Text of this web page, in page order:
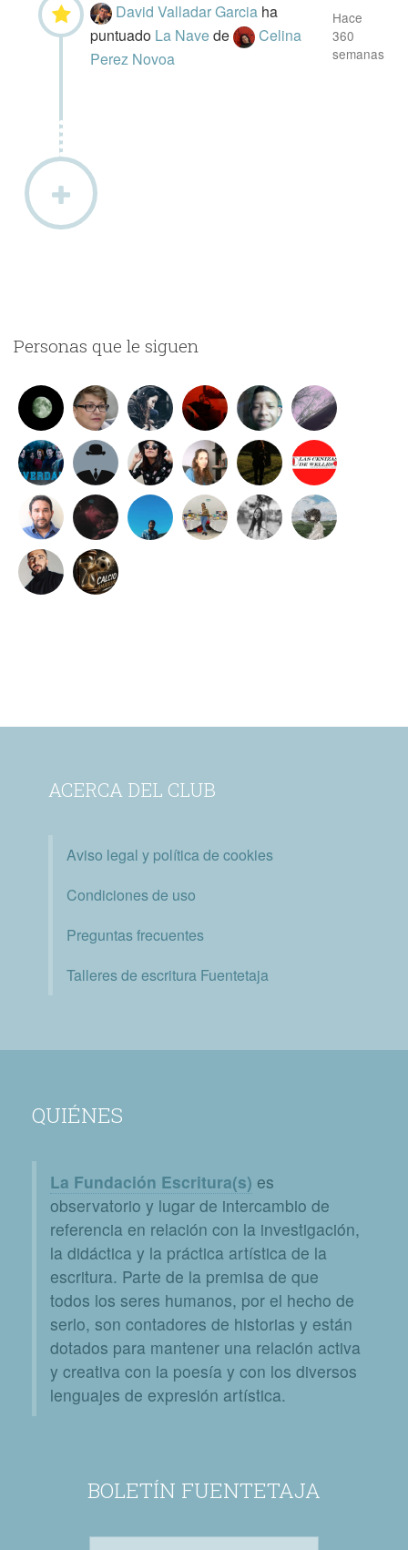
David Valladar Garcia ha
puntuado La Navede
Celina
Perez Novoa
Hace
360
semanas
Personas que le siguen
ACERCA DEL CLUB
Aviso legal y política de cookies
Condiciones de uso
Preguntas frecuentes
Talleres de escritura Fuentetaja
QUIÉNES
La Fundación Escritura(s) es
observatorio y lugar de intercambio de
referencia en relación con la investigación,
la didáctica y la práctica artística de la
escritura. Parte de la premisa de que
todos los seres humanos, por el hecho de
serlo, son contadores de historias y están
dotados para mantener una relación activa
y creativa con la poesía y con los diversos
lenguajes de expresión artística.
BOLETÍN FUENTETAJA